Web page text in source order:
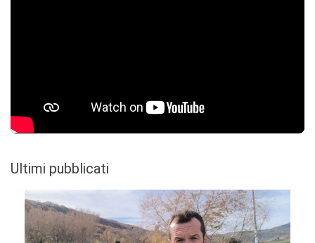
Ultimi pubblicati